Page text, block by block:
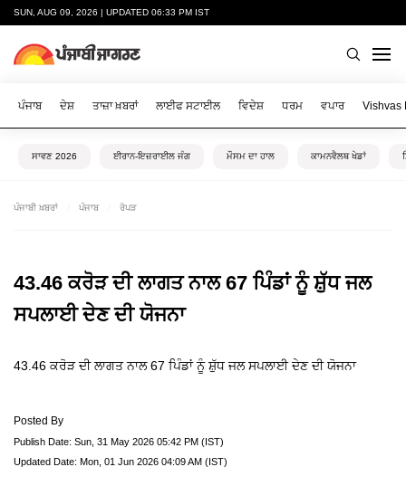
SUN, AUG 09, 2026 | UPDATED 06:33 PM IST
ਪੰਜਾਬ ਦੇਸ਼ ਤਾਜ਼ਾ ਖ਼ਬਰਾਂ ਲਾਈਫ ਸਟਾਈਲ ਵਿਦੇਸ਼ ਧਰਮ ਵਪਾਰ Vishvas
ਸਾਵਣ 2026 ਈਰਾਨ-ਇਜ਼ਰਾਈਲ ਜੰਗ ਮੌਸਮ ਦਾ ਹਾਲ ਕਾਮਨਵੈਲਥ ਖੇਡਾਂ
ਪੰਜਾਬੀ ਖ਼ਬਰਾਂ ਪੰਜਾਬ ਰੋਪੜ
43.46 ਕਰੋੜ ਦੀ ਲਾਗਤ ਨਾਲ 67 ਪਿੰਡਾਂ ਨੂੰ ਸ਼ੁੱਧ ਜਲ
ਸਪਲਾਈ ਦੇਣ ਦੀ ਯੋਜਨਾ
43.46 ਕਰੋੜ ਦੀ ਲਾਗਤ ਨਾਲ 67 ਪਿੰਡਾਂ ਨੂੰ ਸ਼ੁੱਧ ਜਲ ਸਪਲਾਈ ਦੇਣ ਦੀ ਯੋਜਨਾ
Posted By
Publish Date: Sun, 31 May 2026 05:42 PM (IST)
Updated Date: Mon, 01 Jun 2026 04:09 AM (IST)